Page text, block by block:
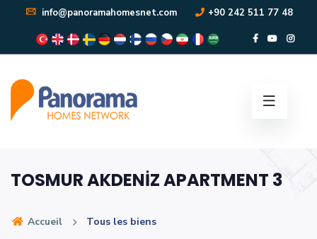
info@panoramahomesnet.com +90 242 511 77 48
TOSMUR AKDENİZ APARTMENT 3
Accueil Tous les biens